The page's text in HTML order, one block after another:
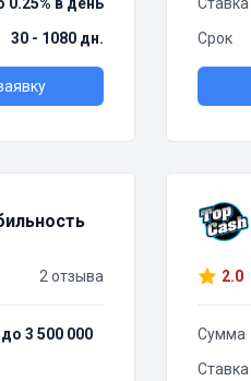
30 - 1080 дн.
Срок
2 отзыва
3 500 000
2.0
Сумма
Ставка